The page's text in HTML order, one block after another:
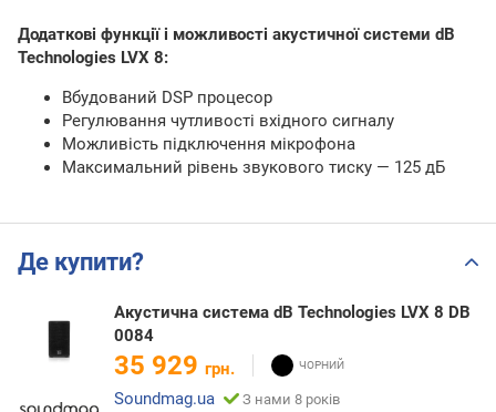
Додаткові функції і можливості акустичної системи dB
Technologies LVX 8:
Вбудований DSP процесор
Регулювання чутливості вхідного сигналу
Можливість підключення мікрофона
Максимальний рівень звукового тиску — 125 дБ
Де купити?
Акустична система dB Technologies LVX 8 DB
0084
35 929 грн.
Soundmag.ua
З нами 8 років